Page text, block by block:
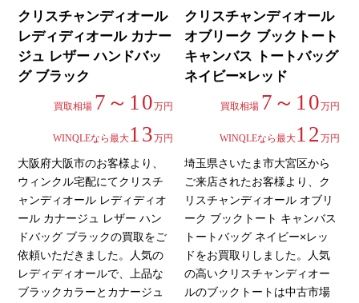
クリスチャンディオール
レディディオール カナー
ジュ レザー ハンドバッ
グ ブラック
買取相場 7～10万円
WINQLEなら最大13万円
大阪府大阪市のお客様より、
ウィンクル宅配にてクリスチ
ャンディオール レディディオ
ール カナージュ レザー ハン
ドバッグ ブラックの買取をご
依頼いただきました。人気の
レディディオールで、上品な
ブラックカラーとカナージュ
クリスチャンディオール
オブリーク ブックトート
キャンバス トートバッグ
ネイビー×レッド
買取相場 7～10万円
WINQLEなら最大12 万円
埼玉県さいたま市大宮区から
ご来店されたお客様より、ク
リスチャンディオール オブリ
ーク ブックトート キャンバス
トートバッグ ネイビー×レッ
ドをお買取りしました。人気
の高いクリスチャンディオー
ルのブックトートは中古市場